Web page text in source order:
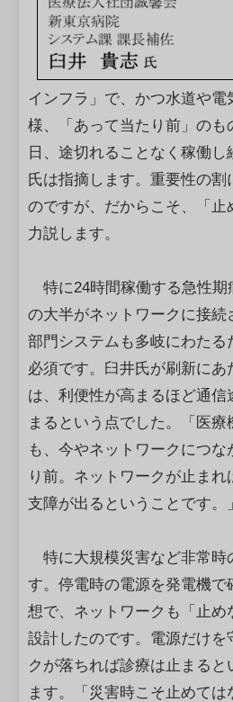
インフラ」で、かつ水道や電
様、「あって当たり前」のも
日、途切れることなく稼働
氏は指摘します。重要性の割
のですが、だからこそ、「止
力説します。
特に24時間稼働する急性期
の大半がネットワークに接続
部門システムも多岐にわたる
必須です。臼井氏が刷新に
は、利便性が高まるほど通信
まるという点でした。「医
も、今やネットワークにつな
り前。ネットワークが止まれ
支障が出るということです。」
特に大規模災害など非常時
す。停電時の電源を発電機で
想で、ネットワークも「止め
設計したのです。電源だけを
クが落ちれば診療は止まると
ます。「災害時こそ止めて